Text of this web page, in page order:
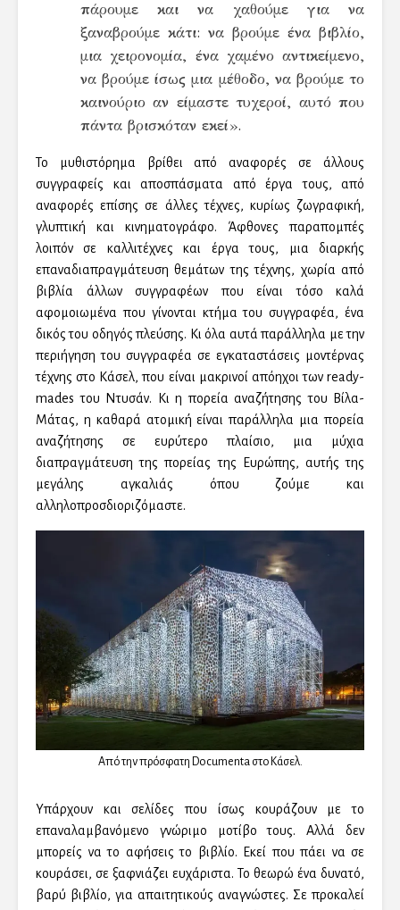
πάρουμε και να χαθούμε για να
ξαναβρούμε κάτι: να βρούμε ένα βιβλίο,
μια χειρονομία, ένα χαμένο αντικείμενο,
να βρούμε ίσως μια μέθοδο, να βρούμε το
καινούριο αν είμαστε τυχεροί, αυτό που
πάντα βρισκόταν εκεί».
Το μυθιστόρημα βρίθει από αναφορές σε άλλους
συγγραφείς και αποσπάσματα από έργα τους, από
αναφορές επίσης σε άλλες τέχνες, κυρίως ζωγραφική,
γλυπτική και κινηματογράφο. Άφθονες παραπομπές
λοιπόν σε καλλιτέχνες και έργα τους, μια διαρκής
επαναδιαπραγμάτευση θεμάτων της τέχνης, χωρία από
βιβλία άλλων συγγραφέων που είναι τόσο καλά
αφομοιωμένα που γίνονται κτήμα του συγγραφέα, ένα
δικός του οδηγός πλεύσης. Κι όλα αυτά παράλληλα με την
περιήγηση του συγγραφέα σε εγκαταστάσεις μοντέρνας
τέχνης στο Κάσελ, που είναι μακρινοί απόηχοι των ready-
mades του Ντυσάν. Κι η πορεία αναζήτησης του Βίλα-
Μάτας, η καθαρά ατομική είναι παράλληλα μια πορεία
αναζήτησης σε ευρύτερο πλαίσιο, μια μύχια
διαπραγμάτευση της πορείας της Ευρώπης, αυτής της
μεγάλης αγκαλιάς όπου ζούμε και
αλληλοπροσδιοριζόμαστε.
Από την πρόσφατη Documenta στο Κάσελ.
Υπάρχουν και σελίδες που ίσως κουράζουν με το
επαναλαμβανόμενο γνώριμο μοτίβο τους. Αλλά δεν
μπορείς να το αφήσεις το βιβλίο. Εκεί που πάει να σε
κουράσει, σε ξαφνιάζει ευχάριστα. Το θεωρώ ένα δυνατό,
βαρύ βιβλίο, για απαιτητικούς αναγνώστες. Σε προκαλεί